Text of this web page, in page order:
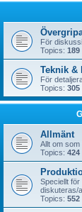
För
Topics: 189
Teknik &
För
Topics: 305
Allmänt
Allt om som
Topics: 424
Speciellt
diskuteras/
Topics: 552